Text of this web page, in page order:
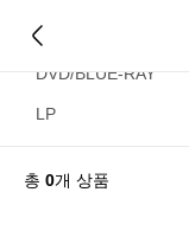
CD
DVD/BLUE-RAY
LP
총 0개 상품